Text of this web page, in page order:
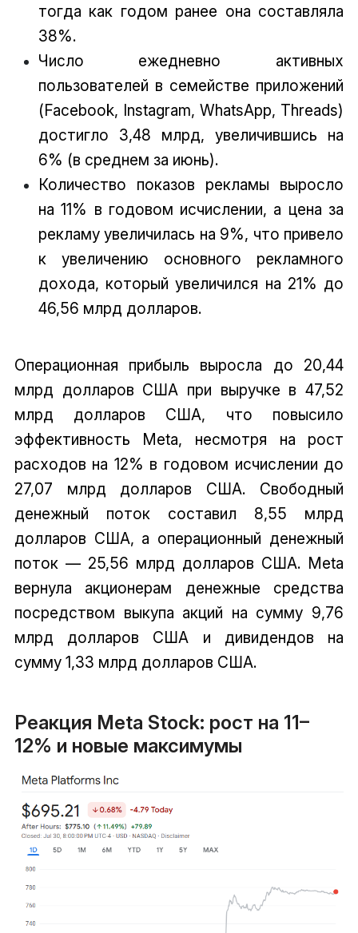
тогда как годом ранее она составляла
38%.
Число ежедневно активных
пользователей в семействе приложений
(Facebook, Instagram, WhatsApp, Threads)
достигло 3,48 млрд, увеличившись на
6% (в среднем за июнь).
Количество показов рекламы выросло
на 11% в годовом исчислении, а цена за
рекламу увеличилась на 9%, что привело
к увеличению основного рекламного
дохода, который увеличился на 21% до
46,56 млрд долларов.
Операционная прибыль выросла до 20,44
млрд долларов США при выручке в 47,52
млрд долларов США, что повысило
эффективность Meta, несмотря на рост
расходов на 12% в годовом исчислении до
27,07 млрд долларов США. Свободный
денежный поток составил 8,55 млрд
долларов США, а операционный денежный
поток — 25,56 млрд долларов США. Meta
вернула акционерам денежные средства
посредством выкупа акций на сумму 9,76
млрд долларов США и дивидендов на
сумму 1,33 млрд долларов США.
Реакция Meta Stock: рост на 11–
12% и новые максимумы